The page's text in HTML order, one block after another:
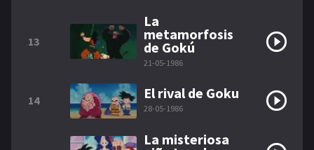
13
La
metamorfosis
de Gokú
21-05-1986
14 El rival de Goku
28-05-1986
La misteriosa